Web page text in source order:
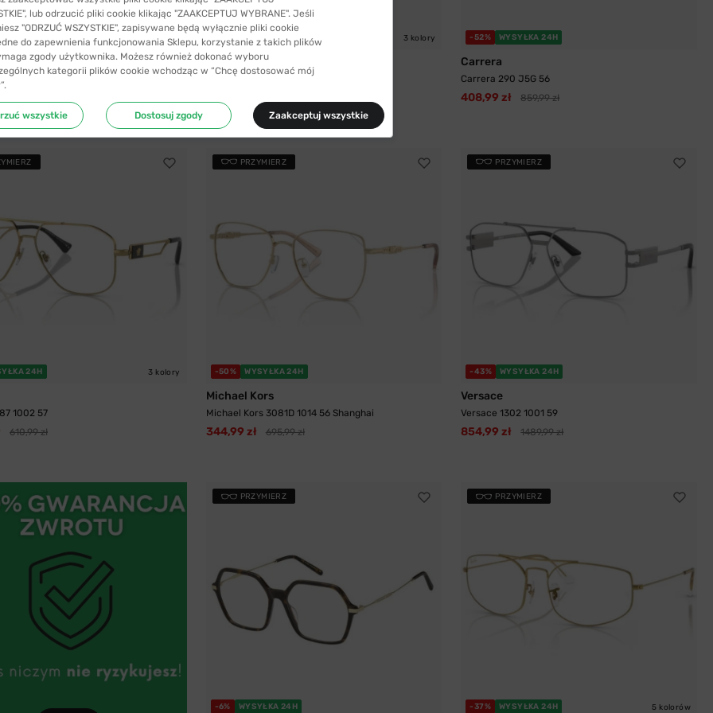
24H
EYR 56
-45% WYSYŁKA 24H 3 kolory
Versace
Versace 1287 1443 57
-52% WYSYŁKA 24H
Carrera
Carrera 290 J5G 56
408,99 zł 859,99 zł
24H 3 kolory
1002 57
610,99 zł
PRZYMIERZ
-50% WYSYŁKA 24H
Michael Kors
Michael Kors 3081D 1014 56 Shanghai
344,99 zł 695,99 zł
PRZYMIERZ
-43% WYSYŁKA 24H
Versace
Versace 1302 1001 59
854,99 zł 1489,99 zł
PRZYMIERZ
-6% WYSYŁKA 24H
PRZYMIERZ
-37% WYSYŁKA 24H 5 kolorów
lub odrzucić pliki cookie klikając "ZAAKCEPTUJ WYBRANE". Jeśli
"ODRZUĆ WSZYSTKIE", zapisywane będą wyłącznie pliki cookie
do zapewnienia funkcjonowania Sklepu, korzystanie z takich plików
zgody użytkownika. Możesz również dokonać wyboru
kategorii plików cookie wchodząc w “Chcę dostosować mój
wszystkie Dostosuj zgody Zaakceptuj wszystkie